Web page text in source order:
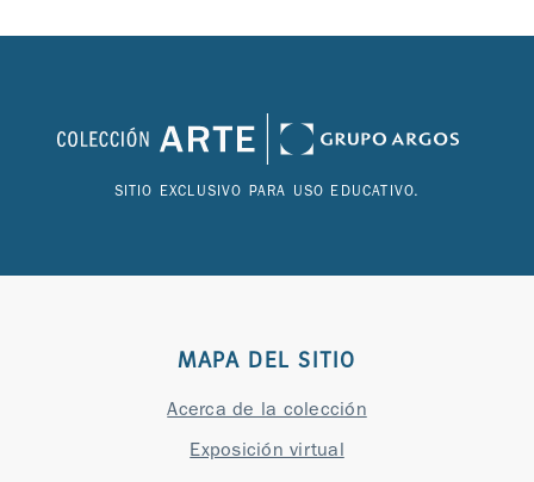
SITIO EXCLUSIVO PARA USO EDUCATIVO.
MAPA DEL SITIO
Acerca de la colección
Exposición virtual